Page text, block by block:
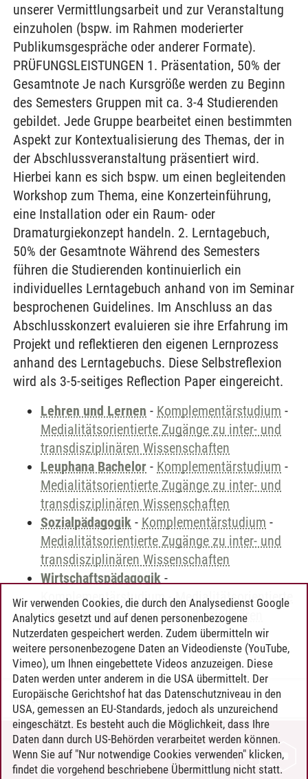
unserer Vermittlungsarbeit und zur Veranstaltung
einzuholen (bspw. im Rahmen moderierter
Publikumsgespräche oder anderer Formate).
PRÜFUNGSLEISTUNGEN 1. Präsentation, 50% der
Gesamtnote Je nach Kursgröße werden zu Beginn
des Semesters Gruppen mit ca. 3-4 Studierenden
gebildet. Jede Gruppe bearbeitet einen bestimmten
Aspekt zur Kontextualisierung des Themas, der in
der Abschlussveranstaltung präsentiert wird.
Hierbei kann es sich bspw. um einen begleitenden
Workshop zum Thema, eine Konzerteinführung,
eine Installation oder ein Raum- oder
Dramaturgiekonzept handeln. 2. Lerntagebuch,
50% der Gesamtnote Während des Semesters
führen die Studierenden kontinuierlich ein
individuelles Lerntagebuch anhand von im Seminar
besprochenen Guidelines. Im Anschluss an das
Abschlusskonzert evaluieren sie ihre Erfahrung im
Projekt und reflektieren den eigenen Lernprozess
anhand des Lerntagebuchs. Diese Selbstreflexion
wird als 3-5-seitiges Reflection Paper eingereicht.
Lehren und Lernen - Komplementärstudium -
Medialitätsorientierte Zugänge zu inter- und
transdisziplinären Wissenschaften
Leuphana Bachelor - Komplementärstudium -
Medialitätsorientierte Zugänge zu inter- und
transdisziplinären Wissenschaften
Sozialpädagogik - Komplementärstudium -
Medialitätsorientierte Zugänge zu inter- und
transdisziplinären Wissenschaften
Wirtschaftspädagogik -
Komplementärstudium-Medialitätsorientierte
Zugänge zu inter- und transdisziplinären
Wissenschaften
Timo Leder/30.06.2024
KONTAKT
LEUPHANA ALS ARBEITGEBER
Wir verwenden Cookies, die durch den Analysedienst Google
Analytics gesetzt und auf denen personenbezogene
Nutzerdaten gespeichert werden. Zudem übermitteln wir
weitere personenbezogene Daten an Videodienste (YouTube,
Vimeo), um Ihnen eingebettete Videos anzuzeigen. Diese
Daten werden unter anderem in die USA übermittelt. Der
Europäische Gerichtshof hat das Datenschutzniveau in den
USA, gemessen an EU-Standards, jedoch als unzureichend
eingeschätzt. Es besteht auch die Möglichkeit, dass Ihre
Daten dann durch US-Behörden verarbeitet werden können.
Wenn Sie auf "Nur notwendige Cookies verwenden" klicken,
findet die vorgehend beschriebene Übermittlung nicht statt.